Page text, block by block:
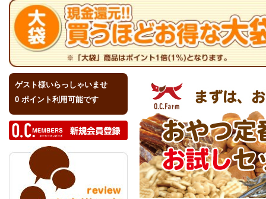
ゲスト様いらっしゃいませ
0 ポイント利用可能です